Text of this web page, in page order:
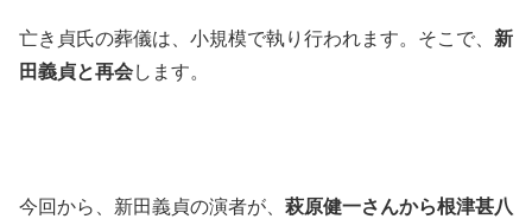
亡き貞氏の葬儀は、小規模で執り行われます。そこで、 新
田義貞と再会します。
今回から、新田義貞の演者が、 萩原健一さんから根津甚八